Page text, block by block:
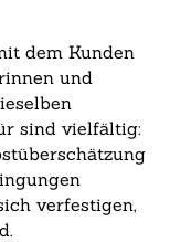
dem Kunden
und
sind vielfältig:
verfestigen,